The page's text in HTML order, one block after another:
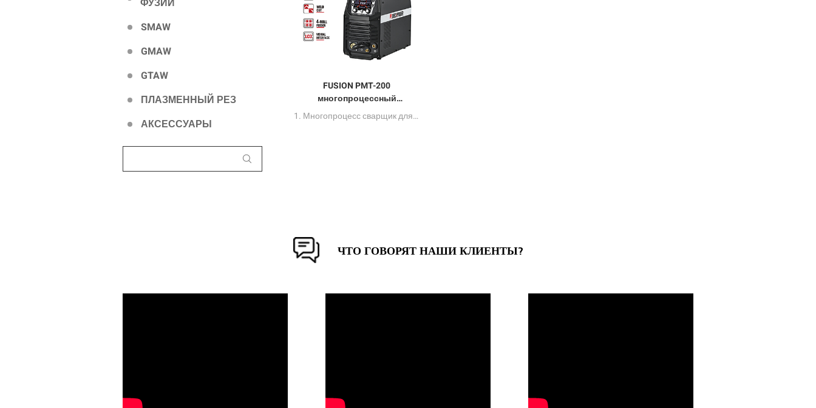
ФУЗИИ
SMAW
GMAW
GTAW
ПЛАЗМЕННЫЙ РЕЗ
АКСЕССУАРЫ
FUSION PMT-200
многопроцессный
1. Многопроцесс сварщик для MIG (SYN) / MIG (MAN) / MIG (PULSE) / MMA / HF TIG. 2. Профессиональная сварка класса и резка для хоббистов, начинающих и профессионалов. 3. Универсальный, портативный дизайн для проектов в поле и мастерской.
ЧТО ГОВОРЯТ НАШИ КЛИЕНТЫ?